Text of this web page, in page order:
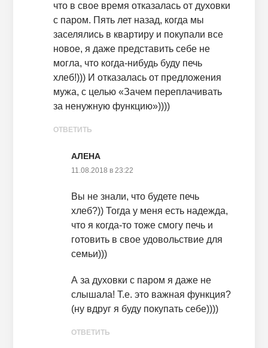
что в свое время отказалась от духовки
с паром. Пять лет назад, когда мы
заселялись в квартиру и покупали все
новое, я даже представить себе не
могла, что когда-нибудь буду печь
хлеб!))) И отказалась от предложения
мужа, с целью «Зачем переплачивать
за ненужную функцию»))))
ОТВЕТИТЬ
АЛЕНА
11.08.2018 в 23:22
Вы не знали, что будете печь
хлеб?)) Тогда у меня есть надежда,
что я когда-то тоже смогу печь и
готовить в свое удовольствие для
семьи)))
А за духовки с паром я даже не
слышала! Т.е. это важная функция?
(ну вдруг я буду покупать себе))))
ОТВЕТИТЬ